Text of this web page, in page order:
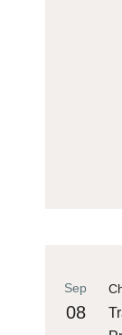
Sep
08